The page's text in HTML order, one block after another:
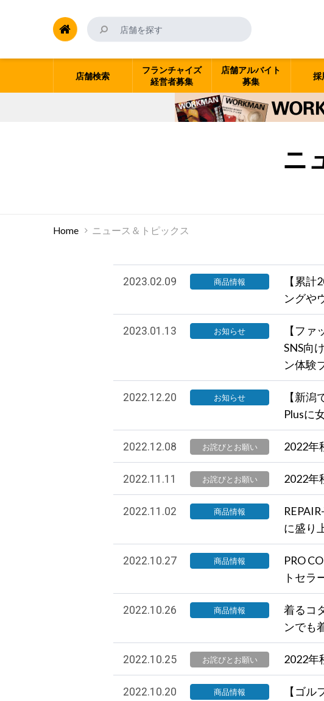
フランチャイズ
経営者募集
店舗検索
店舗アルバイト
募集
採
ニ
Home ニュース＆トピックス
2023.02.09 商品情報
【累
ングや
2023.01.13 お知らせ
【フ
SNS向
ン体験
2022.12.20 お知らせ
【新
Plusに
2022.12.08 お詫びとお願い 2022年
2022.11.11 お詫びとお願い 2022年
2022.11.02 商品情報
に盛り
2022.10.27 商品情報
PRO
トセラ
2022.10.26 商品情報
着るコ
ンでも
2022.10.25 お詫びとお願い 2022年
2022.10.20 商品情報
【ゴ